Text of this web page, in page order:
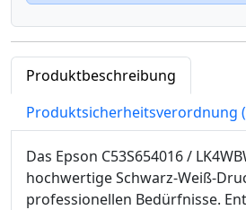
Produktbeschreibung
Produktsicherheitsverordnung
Das Epson C53S654016 /
hochwertige Schwarz-Weiß-
professionellen Bedürfnisse.